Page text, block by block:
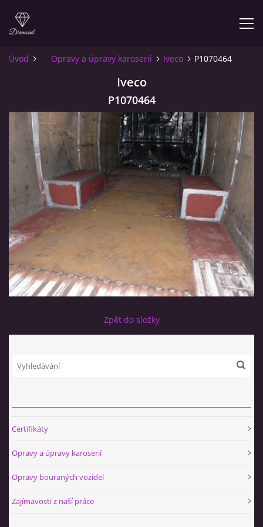
INFO PRO ZÁKAZNÍKY
KONTAKT
Úvod Opravy a úpravy karoserií Iveco P1070464
Iveco
P1070464
Zpět do složky
Certifikáty
Opravy a úpravy karoserií
Opravy bouraných vozidel
Zajímavosti z naší práce